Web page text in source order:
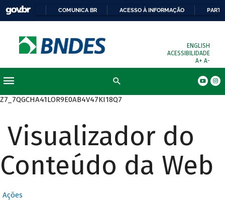
COMUNICA BR ACESSO À INFORMAÇÃO
ENGLISH
ACESSIBILIDADE
A+ A-
Z7_7QGCHA41LOR9E0AB4V47KI18Q7
Visualizador do
Conteúdo da Web
Ações